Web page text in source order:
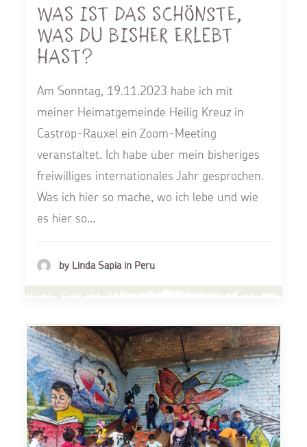
Was ist das Schönste,
was Du bisher erlebt
hast?
Am Sonntag, 19.11.2023 habe ich mit
meiner Heimatgemeinde Heilig Kreuz in
Castrop-Rauxel ein Zoom-Meeting
veranstaltet. Ich habe über mein bisheriges
freiwilliges internationales Jahr gesprochen.
Was ich hier so mache, wo ich lebe und wie
es hier so…
by Linda Sapia in Peru